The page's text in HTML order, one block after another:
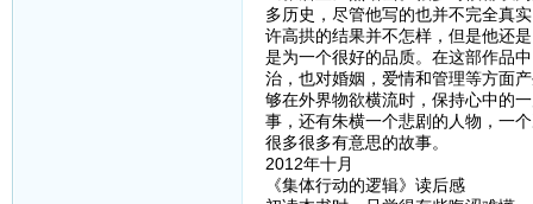
多历史，尽管他写的也并不完全真
许高拱的结果并不怎样，但是他还
是为一个很好的品质。在这部作品
治，也对婚姻，爱情和管理等方面
够在外界物欲横流时，保持心中的
事，还有朱横一个悲剧的人物，一
很多很多有意思的故事。
2012年十月
《集体行动的逻辑》读后感